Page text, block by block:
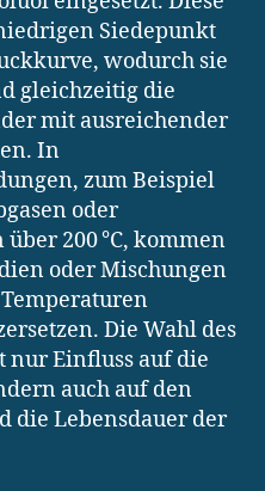
Siedepunkt
wodurch sie
gleichzeitig die
mit ausreichender
In
zum Beispiel
oder
200 °C, kommen
oder Mischungen
Die Wahl des
nur Einfluss auf die
auch auf den
die Lebensdauer der